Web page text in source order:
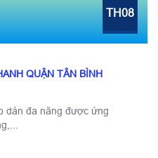
TH08
QUẬN TÂN BÌNH
dán đa năng được ứng